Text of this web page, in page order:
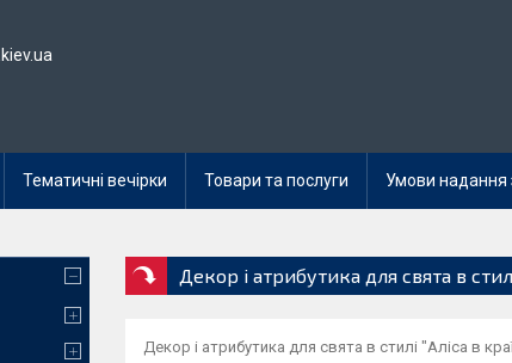
Тематичні вечірки Товари та послуги Умови надання
Декор і атрибутика для свята в
Декор і атрибутика для свята в стилі "Аліса в